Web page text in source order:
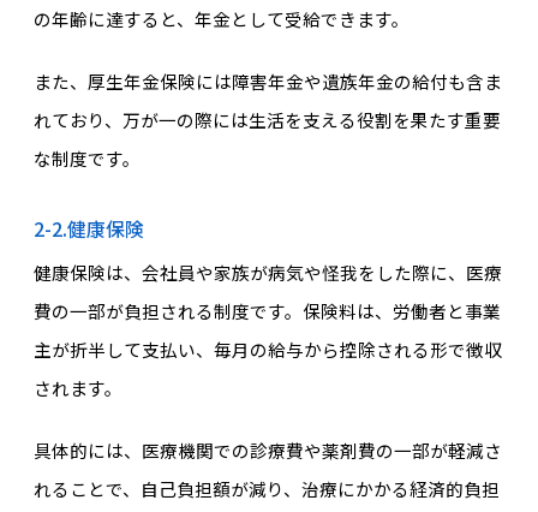
の年齢に達すると、年金として受給できます。
また、厚生年金保険には障害年金や遺族年金の給付も含ま
れており、万が一の際には生活を支える役割を果たす重要
な制度です。
2-2.健康保険
健康保険は、会社員や家族が病気や怪我をした際に、医療
費の一部が負担される制度です。保険料は、労働者と事業
主が折半して支払い、毎月の給与から控除される形で徴収
されます。
具体的には、医療機関での診療費や薬剤費の一部が軽減さ
れることで、自己負担額が減り、治療にかかる経済的負担